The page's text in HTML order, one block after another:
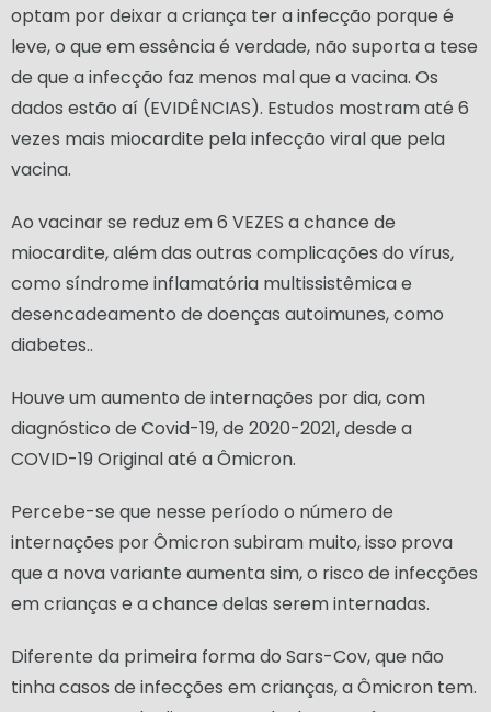
optam por deixar a criança ter a infecção porque é
leve, o que em essência é verdade, não suporta a tese
de que a infecção faz menos mal que a vacina. Os
dados estão aí (EVIDÊNCIAS). Estudos mostram até 6
vezes mais miocardite pela infecção viral que pela
vacina.
Ao vacinar se reduz em 6 VEZES a chance de
miocardite, além das outras complicações do vírus,
como síndrome inflamatória multissistêmica e
desencadeamento de doenças autoimunes, como
diabetes..
Houve um aumento de internações por dia, com
diagnóstico de Covid-19, de 2020-2021, desde a
COVID-19 Original até a Ômicron.
Percebe-se que nesse período o número de
internações por Ômicron subiram muito, isso prova
que a nova variante aumenta sim, o risco de infecções
em crianças e a chance delas serem internadas.
Diferente da primeira forma do Sars-Cov, que não
tinha casos de infecções em crianças, a Ômicron tem.